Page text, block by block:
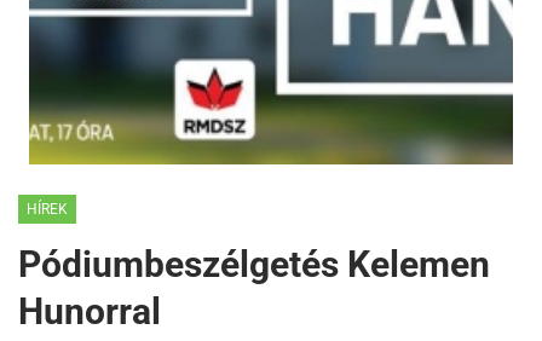
HÍREK
Pódiumbeszélgetés Kelemen
Hunorral